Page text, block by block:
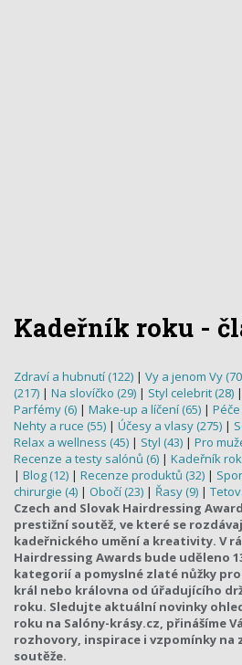
Kadeřník roku -
Zdraví a hubnutí (122) | Vy a jenom Vy
(217) | Na slovíčko (29) | Styl celebrit (28) |
Parfémy (6) | Make-up a líčení (65) |
Nehty a ruce (55) | Účesy a vlasy (275) |
Relax a wellness (45) | Styl (43) | Pro
Recenze a testy salónů (6) | Kadeřník
| Blog (12) | Recenze produktů (32) |
chirurgie (4) | Obočí (23) | Řasy (9) |
Czech and Slovak Hairdressing
prestižní soutěž, ve které se
kadeřnického umění a kreativity. V
Hairdressing Awards bude uděleno
kategorií a pomyslné zlaté nůžky
král nebo královna od úřadujícího
roku. Sledujte aktuální novinky
roku na Salóny-krásy.cz, přinášíme
rozhovory, inspirace i vzpomínky na
soutěže.